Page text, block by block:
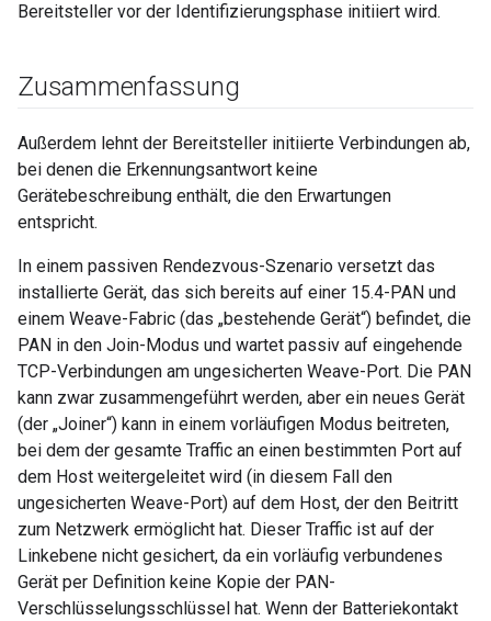
Bereitsteller vor der Identifizierungsphase initiiert wird.
Zusammenfassung
Außerdem lehnt der Bereitsteller initiierte Verbindungen ab,
bei denen die Erkennungsantwort keine
Gerätebeschreibung enthält, die den Erwartungen
entspricht.
In einem passiven Rendezvous-Szenario versetzt das
installierte Gerät, das sich bereits auf einer 15.4-PAN und
einem Weave-Fabric (das „bestehende Gerät“) befindet, die
PAN in den Join-Modus und wartet passiv auf eingehende
TCP-Verbindungen am ungesicherten Weave-Port. Die PAN
kann zwar zusammengeführt werden, aber ein neues Gerät
(der „Joiner“) kann in einem vorläufigen Modus beitreten,
bei dem der gesamte Traffic an einen bestimmten Port auf
dem Host weitergeleitet wird (in diesem Fall den
ungesicherten Weave-Port) auf dem Host, der den Beitritt
zum Netzwerk ermöglicht hat. Dieser Traffic ist auf der
Linkebene nicht gesichert, da ein vorläufig verbundenes
Gerät per Definition keine Kopie der PAN-
Verschlüsselungsschlüssel hat. Wenn der Batteriekontakt